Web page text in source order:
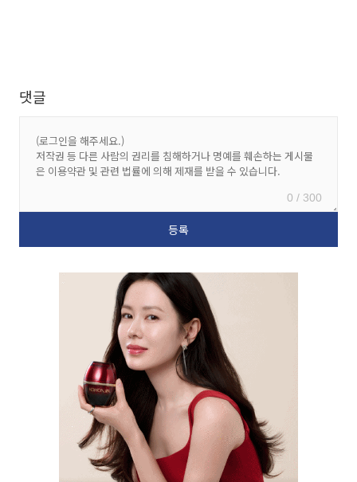
댓글
0 / 300